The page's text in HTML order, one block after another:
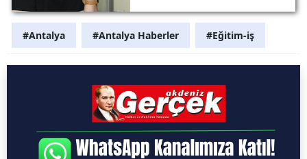
#Antalya #Antalya Haberler #Eğitim-iş